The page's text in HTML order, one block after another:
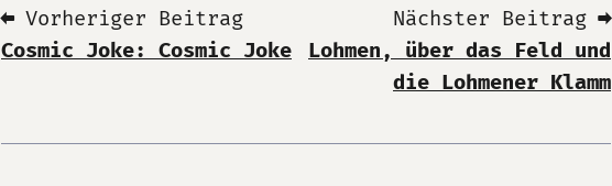
⬅ Vorheriger Beitrag
Cosmic Joke: Cosmic Joke
Nächster Beitrag ➡
Lohmen, über das Feld und
die Lohmener Klamm